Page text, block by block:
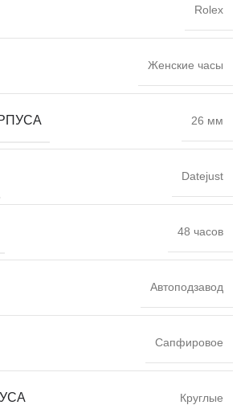
Rolex
Женские часы
26 мм
Datejust
48 часов
Автоподзавод
Сапфировое
Круглые